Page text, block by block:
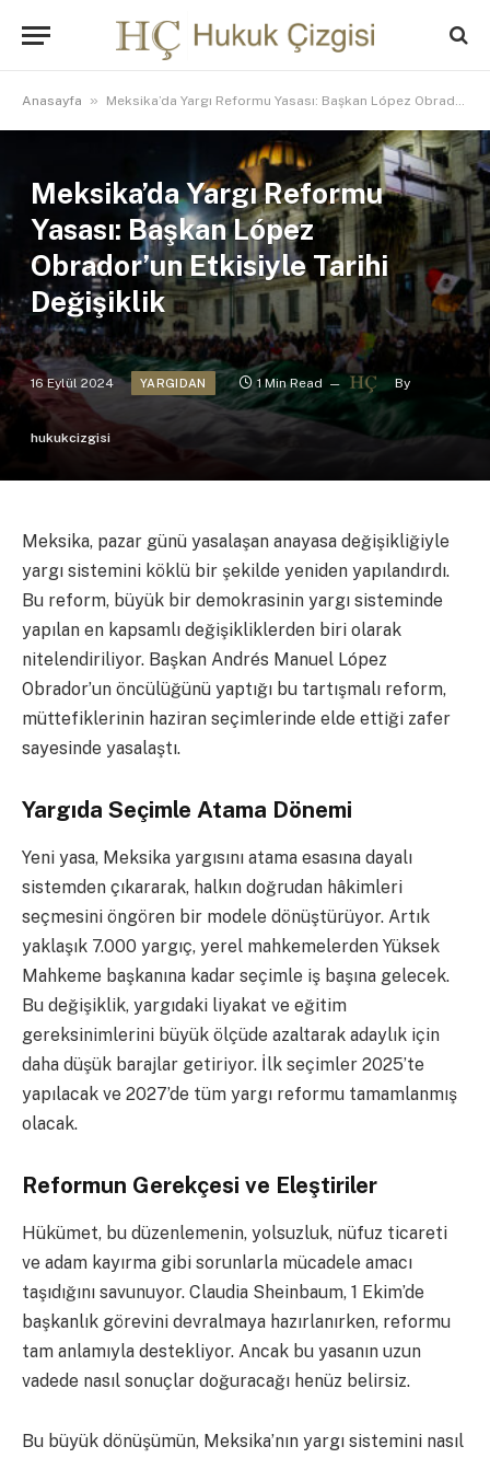
Anasayfa » Meksika’da Yargı Reformu Yasası: Başkan López Obrador’un Etkisiyle Tarihi Değişiklik
Meksika’da Yargı Reformu
Yasası: Başkan López
Obrador’un Etkisiyle Tarihi
Değişiklik
16 Eylül 2024 YARGIDAN 1 Min Read By
hukukcizgisi
Meksika, pazar günü yasalaşan anayasa değişikliğiyle
yargı sistemini köklü bir şekilde yeniden yapılandırdı.
Bu reform, büyük bir demokrasinin yargı sisteminde
yapılan en kapsamlı değişikliklerden biri olarak
nitelendiriliyor. Başkan Andrés Manuel López
Obrador’un öncülüğünü yaptığı bu tartışmalı reform,
müttefiklerinin haziran seçimlerinde elde ettiği zafer
sayesinde yasalaştı.
Yargıda Seçimle Atama Dönemi
Yeni yasa, Meksika yargısını atama esasına dayalı
sistemden çıkararak, halkın doğrudan hâkimleri
seçmesini öngören bir modele dönüştürüyor. Artık
yaklaşık 7.000 yargıç, yerel mahkemelerden Yüksek
Mahkeme başkanına kadar seçimle iş başına gelecek.
Bu değişiklik, yargıdaki liyakat ve eğitim
gereksinimlerini büyük ölçüde azaltarak adaylık için
daha düşük barajlar getiriyor. İlk seçimler 2025’te
yapılacak ve 2027’de tüm yargı reformu tamamlanmış
olacak.
Reformun Gerekçesi ve Eleştiriler
Hükümet, bu düzenlemenin, yolsuzluk, nüfuz ticareti
ve adam kayırma gibi sorunlarla mücadele amacı
taşıdığını savunuyor. Claudia Sheinbaum, 1 Ekim’de
başkanlık görevini devralmaya hazırlanırken, reformu
tam anlamıyla destekliyor. Ancak bu yasanın uzun
vadede nasıl sonuçlar doğuracağı henüz belirsiz.
Bu büyük dönüşümün, Meksika’nın yargı sistemini nasıl